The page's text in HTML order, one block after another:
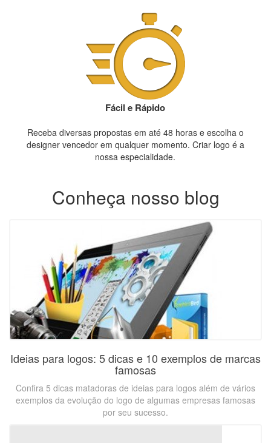
Fácil e Rápido
Receba diversas propostas em até 48 horas e escolha o
designer vencedor em qualquer momento. Criar logo é a
nossa especialidade.
Conheça nosso blog
Ideias para logos: 5 dicas e 10 exemplos de marcas
famosas
Confira 5 dicas matadoras de ideias para logos além de vários
exemplos da evolução do logo de algumas empresas famosas
por seu sucesso.